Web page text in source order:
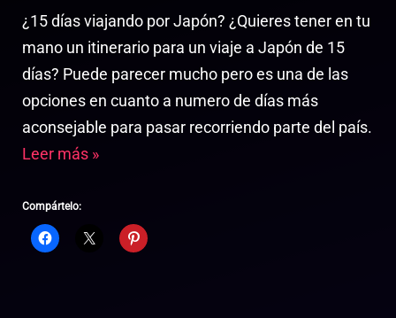
¿15 días viajando por Japón? ¿Quieres tener en tu
mano un itinerario para un viaje a Japón de 15
días? Puede parecer mucho pero es una de las
opciones en cuanto a numero de días más
aconsejable para pasar recorriendo parte del país.
Leer más »
Compártelo: